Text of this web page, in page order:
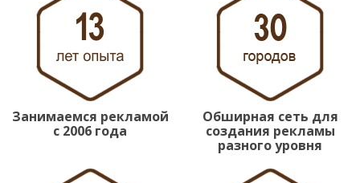
Занимаемся рекламой
с 2006 года
Обширная сеть для
создания рекламы
разного уровня